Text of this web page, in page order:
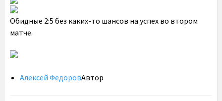
Обидные 2:5 без каких-то шансов на успех во втором
матче.
Алексей ФедоровАвтор